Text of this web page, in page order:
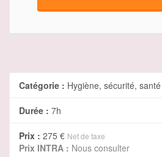
Catégorie : Hygiène, sécurité,
Durée : 7h
Prix : 275 € Net de taxe
Prix INTRA : Nous consulter